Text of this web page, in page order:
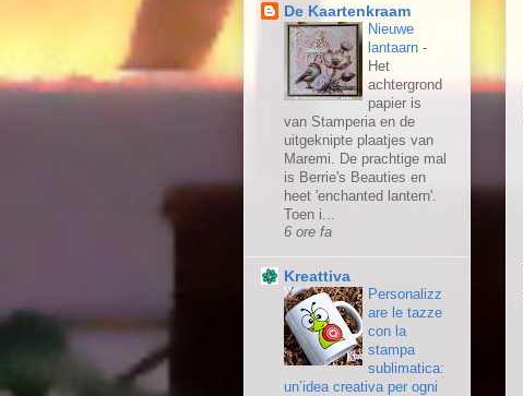
De Kaartenkraam
Nieuwe
lantaarn -
Het
achtergrond
papier is
van Stamperia en de
uitgeknipte plaatjes van
Maremi. De prachtige mal
is Berrie's Beauties en
heet 'enchanted lantern'.
Toen i...
6 ore fa
Kreattiva
Personalizz
are le tazze
con la
stampa
sublimatica:
un’idea creativa per ogni